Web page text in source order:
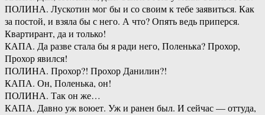
ПОЛИНА. Лускотин мог бы и со своим к тебе заявиться. Как
за постой, и взяла бы с него. А что? Опять ведь приперся.
Квартирант, да и только!
КАПА. Да разве стала бы я ради него, Поленька? Прохор,
Прохор явился!
ПОЛИНА. Прохор?! Прохор Данилин?!
КАПА. Он, Поленька, он!
ПОЛИНА. Так он же…
КАПА. Давно уж воюет. Уж и ранен был. И сейчас — оттуда,